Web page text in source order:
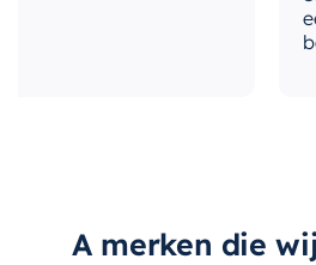
Of u nu uw badkamer
op zoek bent naar een
A merken die